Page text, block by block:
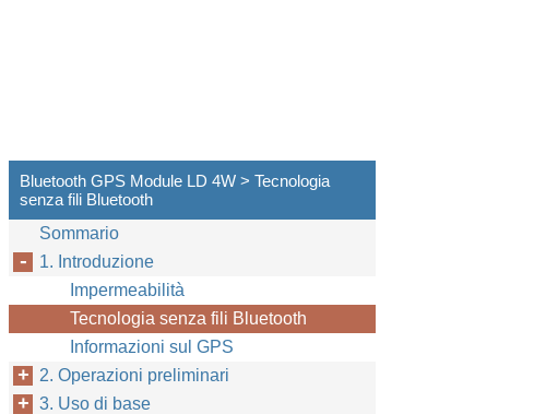
Bluetooth GPS Module LD 4W > Tecnologia
senza fili Bluetooth
Sommario
1. Introduzione
Impermeabilità
Tecnologia senza fili Bluetooth
Informazioni sul GPS
2. Operazioni preliminari
3. Uso di base